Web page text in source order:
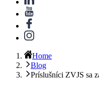
Home
Blog
Príslušníci ZVJS sa